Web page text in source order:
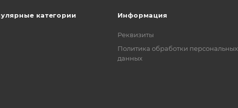
категории Информация
Реквизиты
Политика обработки персональных
данных